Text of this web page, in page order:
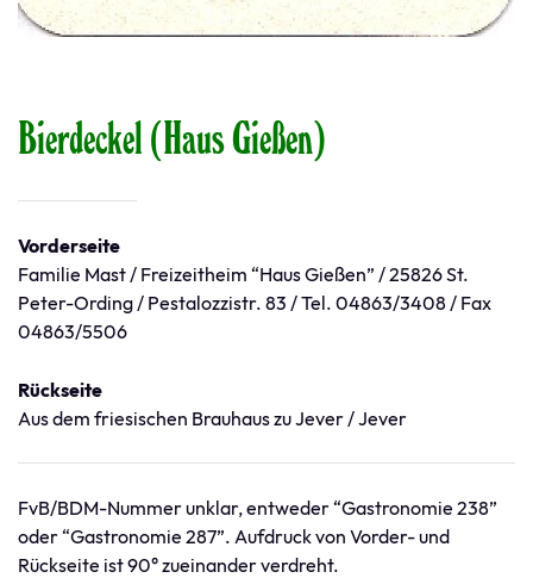
Bierdeckel (Haus Gießen)
Vorderseite
Familie Mast / Freizeitheim “Haus Gießen” / 25826 St.
Peter-Ording / Pestalozzistr. 83 / Tel. 04863/3408 / Fax
04863/5506
Rückseite
Aus dem friesischen Brauhaus zu Jever / Jever
FvB/BDM-Nummer unklar, entweder “Gastronomie 238”
oder “Gastronomie 287”. Aufdruck von Vorder- und
Rückseite ist 90° zueinander verdreht.